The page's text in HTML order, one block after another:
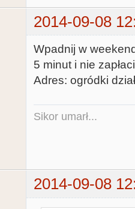
2014-09-08
Wpadnij w
5 minut i nie
Adres: ogródki
Sikor umarł...
2014-09-08